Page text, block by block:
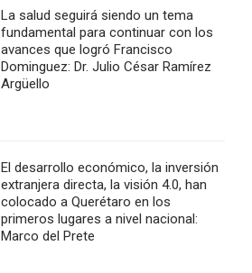
La salud seguirá siendo un tema
fundamental para continuar con los
avances que logró Francisco
Dominguez: Dr. Julio César Ramírez
Argüello
El desarrollo económico, la inversión
extranjera directa, la visión 4.0, han
colocado a Querétaro en los
primeros lugares a nivel nacional:
Marco del Prete